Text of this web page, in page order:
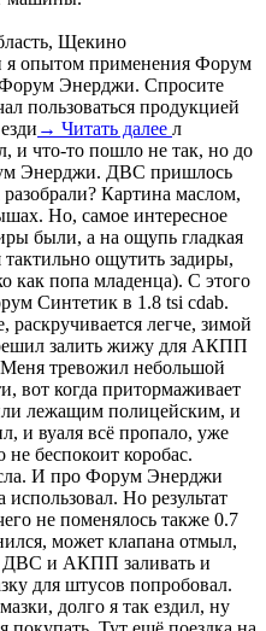
Щекино
я опытом применения Форум
Энерджи. Спросите
пользоваться продукцией
→ Читать далее л
и что-то пошло не так, но до
Энерджи. ДВС пришлось
Картина маслом,
Но, самое интересное
были, а на ощупь гладкая
ощутить задиры,
как попа младенца). С этого
Синтетик в 1.8 tsi cdab.
легче, зимой
залить жижу для АКПП
тревожил небольшой
вот когда притормаживает
лежащим полицейским, и
и вуаля всё пропало, уже
беспокоит коробас.
И про Форум Энерджи
Но результат
не поменялось также 0.7
может клапана отмыл,
ДВС и АКПП заливать и
для штусов попробовал.
долго я так ездил, ну